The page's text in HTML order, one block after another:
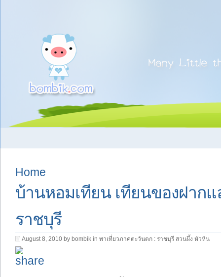
Home
บ้านหอมเทียน เทียนของฝาก
ราชบุรี
August 8, 2010 by bombik in พาเที่ยวภาคตะวันตก : ราชบุรี สวนผึ้ง หัวหิน